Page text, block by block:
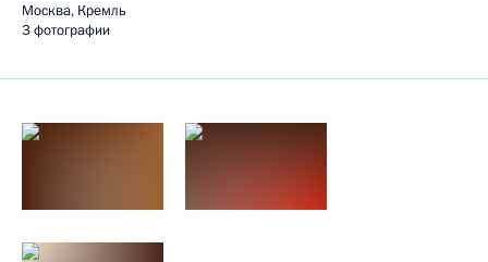
Москва, Кремль
3 фотографии